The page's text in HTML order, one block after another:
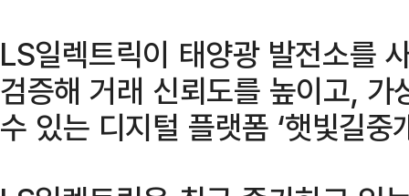
LS일렉트릭이 태양광 발전소를
검증해 거래 신뢰도를 높이고,
수 있는 디지털 플랫폼 ‘햇빛길중